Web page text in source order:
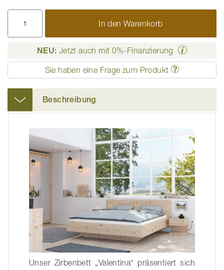
In den Warenkorb
NEU: Jetzt auch mit 0%-Finanzierung
Sie haben eine Frage zum Produkt
Beschreibung
Unser Zirbenbett „Valentina“ präsentiert sich